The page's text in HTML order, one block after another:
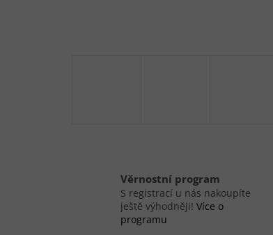
Věrnostní program
S registrací u nás nakoupíte
ještě výhodněji! Více o
programu